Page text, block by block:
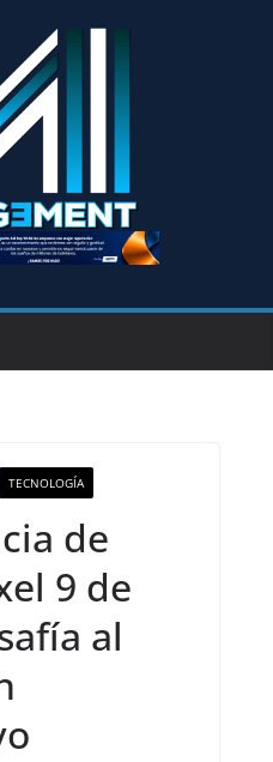
TECNOLOGÍA
de
9 de
al